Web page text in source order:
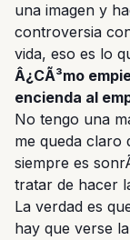
una imagen y
controversia
vida, eso es lo
Â¿CÃ³mo
encienda al
No tengo una
me queda claro
siempre es
tratar de hacer
La verdad es
hay que verse